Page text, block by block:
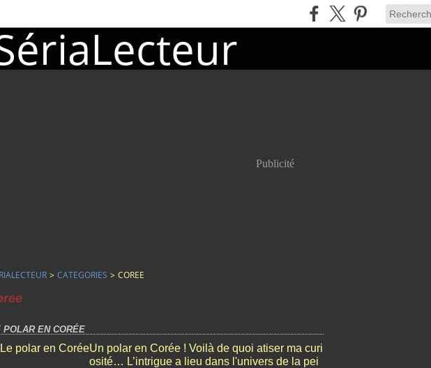
Publicité
> CATEGORIES > COREE
POLAR EN CORÉE
Un polar en Corée ! Voilà de quoi atiser ma curi
osité… L’intrigue a lieu dans l'univers de la pei